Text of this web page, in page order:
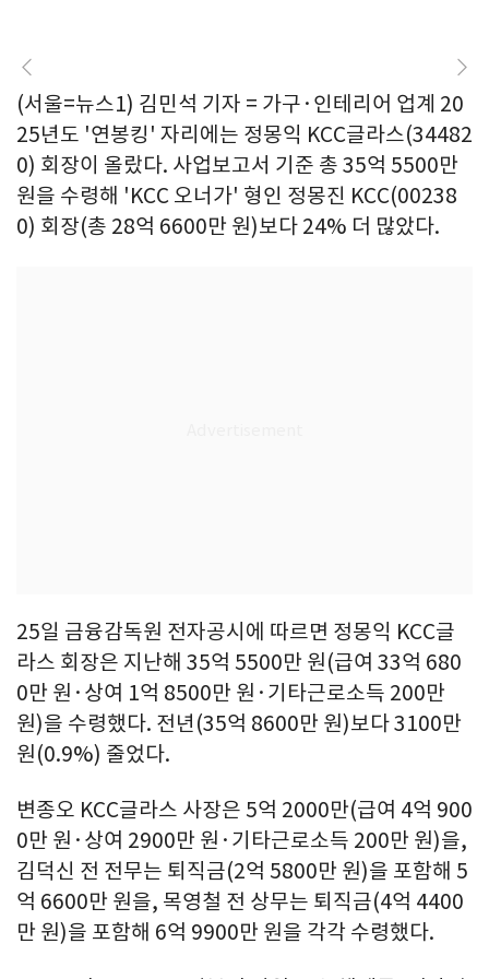
(서울=뉴스1) 김민석 기자 = 가구·인테리어 업계 20
25년도 '연봉킹' 자리에는 정몽익 KCC글라스(34482
0) 회장이 올랐다. 사업보고서 기준 총 35억 5500만
원을 수령해 'KCC 오너가' 형인 정몽진 KCC(00238
0) 회장(총 28억 6600만 원)보다 24% 더 많았다.
25일 금융감독원 전자공시에 따르면 정몽익 KCC글
라스 회장은 지난해 35억 5500만 원(급여 33억 680
0만 원·상여 1억 8500만 원·기타근로소득 200만
원)을 수령했다. 전년(35억 8600만 원)보다 3100만
원(0.9%) 줄었다.
변종오 KCC글라스 사장은 5억 2000만(급여 4억 900
0만 원·상여 2900만 원·기타근로소득 200만 원)을,
김덕신 전 전무는 퇴직금(2억 5800만 원)을 포함해 5
억 6600만 원을, 목영철 전 상무는 퇴직금(4억 4400
만 원)을 포함해 6억 9900만 원을 각각 수령했다.